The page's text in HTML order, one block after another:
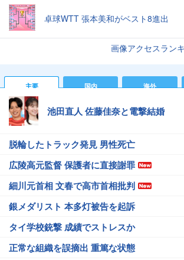
卓球WTT 張本美和がベスト8進出
画像アクセスラン
主要 国内 海外
池田直人 佐藤佳奈と電撃結婚
脱輪したトラック発見 男性死亡
広陵高元監督 保護者に直接謝罪
細川元首相 文春で高市首相批判
銀メダリスト 本多灯被告を起訴
タイ学校銃撃 成績でストレスか
正常な組織を誤摘出 重篤な状態